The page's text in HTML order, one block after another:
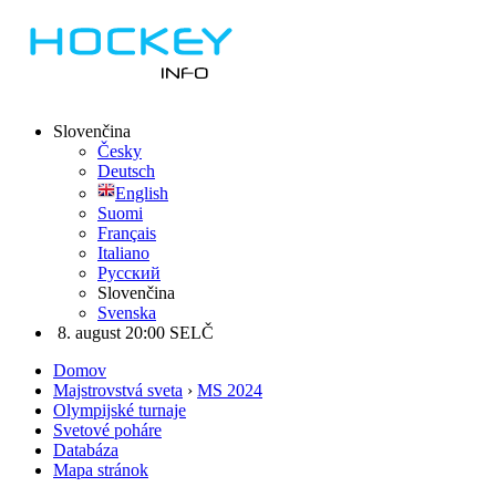
Slovenčina
Česky
Deutsch
English
Suomi
Français
Italiano
Русский
Slovenčina
Svenska
8. august 20:00 SELČ
Domov
Majstrovstvá sveta › MS 2024
Olympijské turnaje
Svetové poháre
Databáza
Mapa stránok